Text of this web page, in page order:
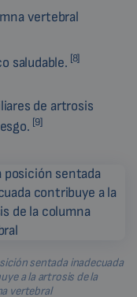
vertebral
saludable. [8]
de artrosis
[9]
sentada inadecuada
a la artrosis de la
vertebral